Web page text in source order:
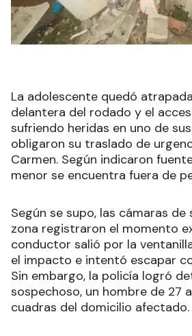
La adolescente quedó
delantera del rodado y el
sufriendo heridas en uno de
obligaron su traslado de
Carmen. Según indicaron
menor se encuentra fuera de
Según se supo, las cámaras de
zona registraron el momento
conductor salió por la
el impacto e intentó escapar
Sin embargo, la policía logró
sospechoso, un hombre de 27
cuadras del domicilio afectado.